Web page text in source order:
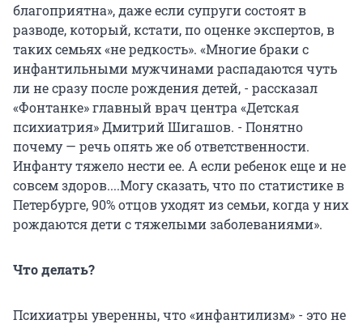
благоприятна», даже если супруги состоят в
разводе, который, кстати, по оценке экспертов, в
таких семьях «не редкость». «Многие браки с
инфантильными мужчинами распадаются чуть
ли не сразу после рождения детей, - рассказал
«Фонтанке» главный врач центра «Детская
психиатрия» Дмитрий Шигашов. - Понятно
почему — речь опять же об ответственности.
Инфанту тяжело нести ее. А если ребенок еще и не
совсем здоров....Могу сказать, что по статистике в
Петербурге, 90% отцов уходят из семьи, когда у них
рождаются дети с тяжелыми заболеваниями».
Что делать?
Психиатры уверенны, что «инфантилизм» - это не